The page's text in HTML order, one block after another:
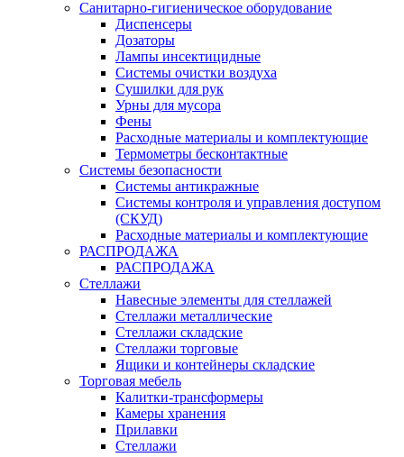
Санитарно-гигиеническое оборудование
Диспенсеры
Дозаторы
Лампы инсектицидные
Системы очистки воздуха
Сушилки для рук
Урны для мусора
Фены
Расходные материалы и комплектующие
Термометры бесконтактные
Системы безопасности
Системы антикражные
Системы контроля и управления доступом
(СКУД)
Расходные материалы и комплектующие
РАСПРОДАЖА
РАСПРОДАЖА
Стеллажи
Навесные элементы для стеллажей
Стеллажи металлические
Стеллажи складские
Стеллажи торговые
Ящики и контейнеры складские
Торговая мебель
Калитки-трансформеры
Камеры хранения
Прилавки
Стеллажи